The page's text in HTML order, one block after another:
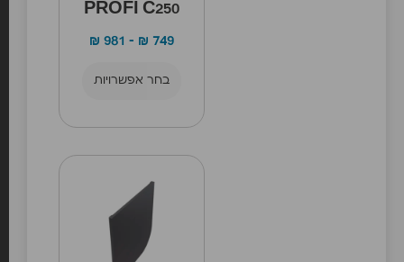
PROFI C250
₪ 749
–
₪ 981
בחר אפשרויות